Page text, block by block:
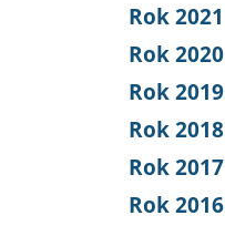
Rok 2021
Rok 2020
Rok 2019
Rok 2018
Rok 2017
Rok 2016